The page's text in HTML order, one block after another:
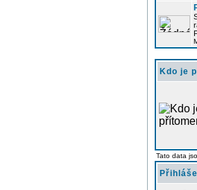
Kdo je
Tato data